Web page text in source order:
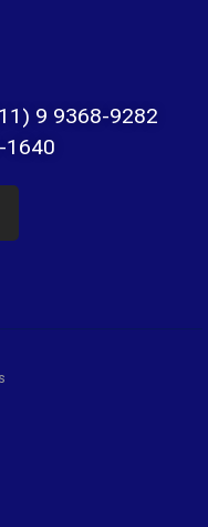
9 9368-9282
1640